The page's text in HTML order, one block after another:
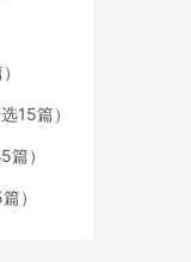
15篇）
）
）